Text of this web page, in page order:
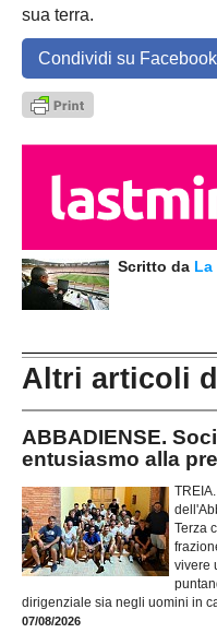
sua terra.
Condividi su Facebook
Scritto da La
Altri articoli
ABBADIENSE.
entusiasmo alla
Terza
vivere
dirigenziale sia negli uomini in
07/08/2026